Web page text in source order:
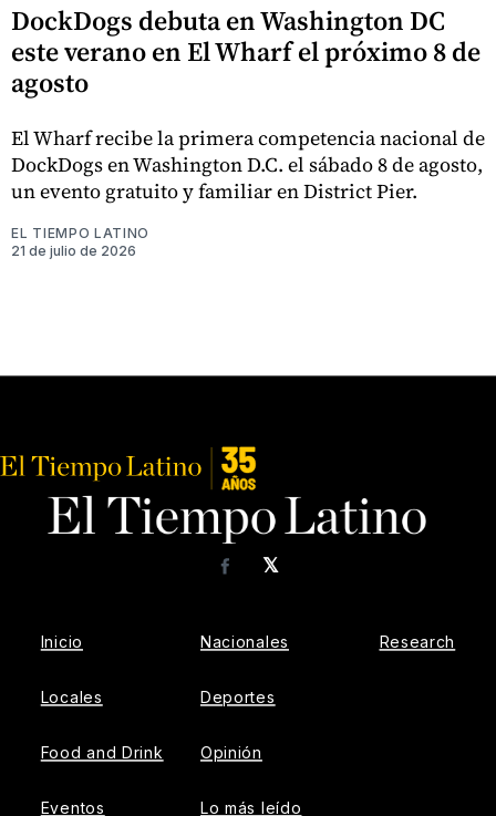
DockDogs debuta en Washington DC
este verano en El Wharf el próximo 8 de
agosto
El Wharf recibe la primera competencia nacional de
DockDogs en Washington D.C. el sábado 8 de agosto,
un evento gratuito y familiar en District Pier.
EL TIEMPO LATINO
21 de julio de 2026
𝕏
Facebook
Inicio
Locales
Food and Drink
Eventos
Nacionales
Deportes
Opinión
Lo más leído
Research